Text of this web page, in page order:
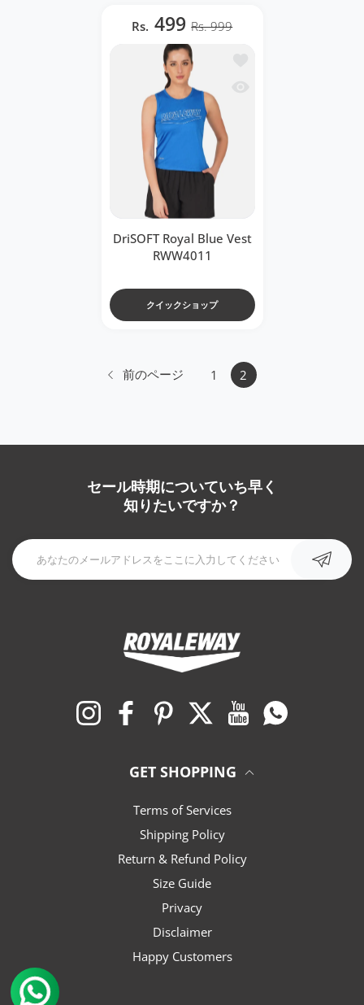
Rs. 499 Rs. 999
DriSOFT Royal Blue Vest
RWW4011
クイックショップ
前のページ 1 2
セール時期についていち早く
知りたいですか？
InstagramFacebookPinterest Twitter YouTubeワッツアップ
GET SHOPPING
Terms of Services
Shipping Policy
Return & Refund Policy
Size Guide
Privacy
Disclaimer
Happy Customers